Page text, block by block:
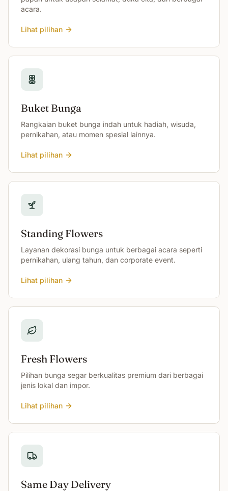
acara.
Lihat pilihan
Buket Bunga
Rangkaian buket bunga indah untuk hadiah, wisuda,
pernikahan, atau momen spesial lainnya.
Lihat pilihan
Standing Flowers
Layanan dekorasi bunga untuk berbagai acara seperti
pernikahan, ulang tahun, dan corporate event.
Lihat pilihan
Fresh Flowers
Pilihan bunga segar berkualitas premium dari berbagai
jenis lokal dan impor.
Lihat pilihan
Same Day Delivery